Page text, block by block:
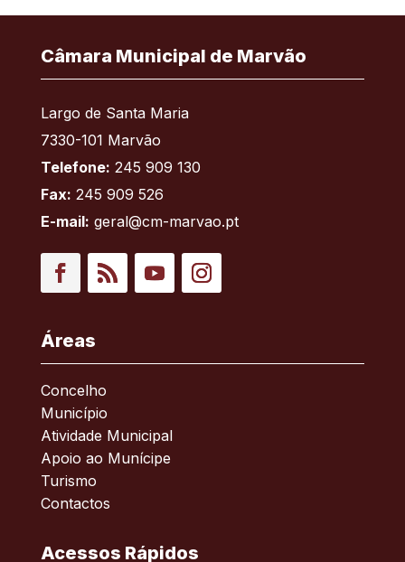
Câmara Municipal de Marvão
Largo de Santa Maria
7330-101 Marvão
Telefone: 245 909 130
Fax: 245 909 526
E-mail: geral@cm-marvao.pt
Áreas
Concelho
Município
Atividade Municipal
Apoio ao Munícipe
Turismo
Contactos
Acessos Rápidos